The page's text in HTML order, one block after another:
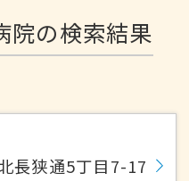
院の検索結果
長狭通5丁目7-17